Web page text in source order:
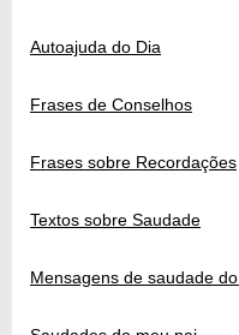
Autoajuda do Dia
Frases de Conselhos
Frases sobre Recordações
Textos sobre Saudade
Mensagens de saudade